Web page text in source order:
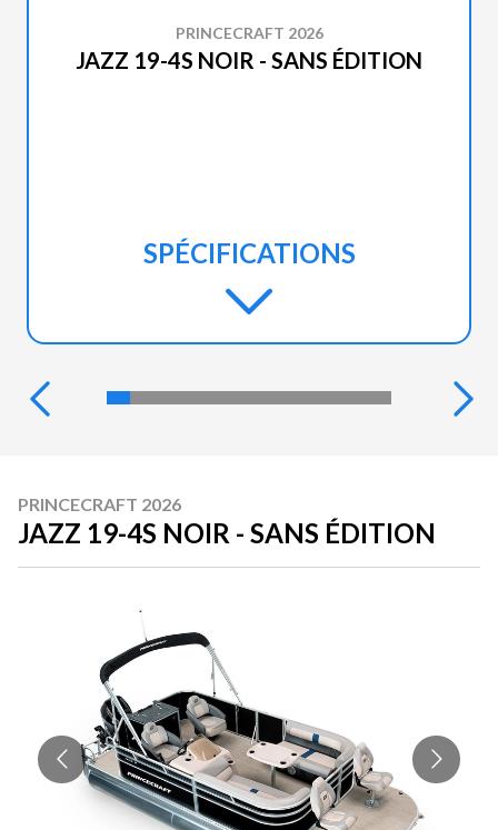
PRINCECRAFT 2026
JAZZ 19-4S NOIR - SANS ÉDITION
SPÉCIFICATIONS
PRINCECRAFT 2026
JAZZ 19-4S NOIR - SANS ÉDITION